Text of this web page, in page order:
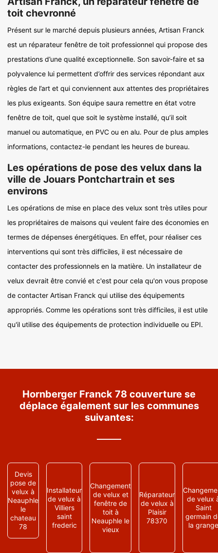
toit chevronné
Présent sur le marché depuis plusieurs années, Artisan Franck
est un réparateur fenêtre de toit professionnel qui propose des
prestations d’une qualité exceptionnelle. Son savoir-faire et sa
polyvalence lui permettent d’offrir des services répondant aux
règles de l’art et qui conviennent aux attentes des propriétaires
les plus exigeants. Son équipe saura remettre en état votre
fenêtre de toit, quel que soit le système installé, qu’il soit
manuel ou automatique, en PVC ou en alu. Pour de plus amples
informations, contactez-le pendant les heures de bureau.
Les opérations de pose des velux dans la
ville de Jouars Pontchartrain et ses
environs
Les opérations de mise en place des velux sont très utiles pour
les propriétaires de maisons qui veulent faire des économies en
termes de dépenses énergétiques. En effet, pour réaliser ces
interventions qui sont très difficiles, il est nécessaire de
contacter des professionnels en la matière. Un installateur de
velux devrait être convié et c'est pour cela qu'on vous propose
de contacter Artisan Franck qui utilise des équipements
appropriés. Comme les opérations sont très difficiles, il est utile
qu'il utilise des équipements de protection individuelle ou EPI.
Hornberger Franck 78 couverture se
déplace également sur les communes
suivantes:
Devis
pose de
velux à
Neauphle
le
chateau
78
Installateur
de velux à
Villiers
saint
frederic
Changement
de velux et
fenêtre de
toit à
Neauphle le
vieux
Réparateur
de velux à
Plaisir
78370
de velux
Saint
germain
la grange